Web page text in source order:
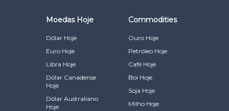
Moedas Hoje
Dólar Hoje
Euro Hoje
Libra Hoje
Dólar Canadense
Hoje
Dólar Australiano
Hoje
Commodities
Ouro Hoje
Petróleo Hoje
Café Hoje
Boi Hoje
Soja Hoje
Milho Hoje